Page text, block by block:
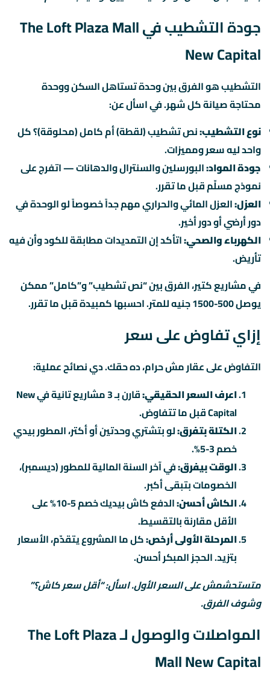
جودة التشطيب في The Loft Plaza Mall
New Capital
التشطيب هو الفرق بين وحدة تستاهل السكن ووحدة
محتاجة صيانة كل شهر. في اسأل عن:
نوع التشطيب:نص تشطيب (لقطة) أم كامل (محلوقة)؟ كل
واحد ليه سعر ومميزات.
جودة المواد:البورسلين والسنترال والدهانات — اتفرج على
نموذج مسلّم قبل ما تقرر.
العزل:العزل المائي والحراري مهم جداً خصوصاً لو الوحدة في
دور أرضي أو دور أخير.
الكهرباء والصحي:اتأكد إن التمديدات مطابقة للكود وأن فيه
تأريض.
في مشاريع كتير، الفرق بين “نص تشطيب” و”كامل” ممكن
يوصل 500-1500 جنيه للمتر. احسبها كمبيدة قبل ما تقرر.
إزاي تفاوض على سعر
التفاوض على عقار مش حرام، ده حقك. دي نصائح عملية:
اعرف السعر الحقيقي:
قارن بـ 3 مشاريع تانية في New
Capital قبل ما تتفاوض.
الكتلة بتفرق:لو بتشتري وحدتين أو أكتر، المطور بيدي
خصم 3-5%.
الوقت بيفرق:في آخر السنة المالية للمطور (ديسمبر)،
الخصومات بتبقى أكبر.
الكاش أحسن:
الدفع كاش بيديك خصم 5-10% على
الأقل مقارنة بالتقسيط.
المرحلة الأولى أرخص:كل ما المشروع يتقدّم، الأسعار
بتزيد. الحجز المبكر أحسن.
متستحشمش على السعر الأول. اسأل: “أقل سعر كاش؟”
وشوف الفرق.
المواصلات والوصول لـ The Loft Plaza
Mall New Capital